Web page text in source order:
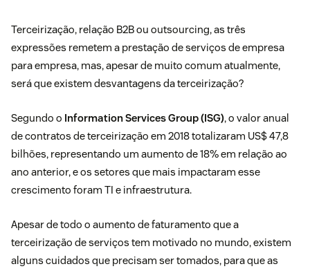
Terceirização, relação B2B ou outsourcing, as três
expressões remetem a prestação de serviços de empresa
para empresa, mas, apesar de muito comum atualmente,
será que existem desvantagens da terceirização?
Segundo o Information Services Group (ISG), o valor anual
de contratos de terceirização em 2018 totalizaram US$ 47,8
bilhões, representando um aumento de 18% em relação ao
ano anterior, e os setores que mais impactaram esse
crescimento foram TI e infraestrutura.
Apesar de todo o aumento de faturamento que a
terceirização de serviços tem motivado no mundo, existem
alguns cuidados que precisam ser tomados, para que as